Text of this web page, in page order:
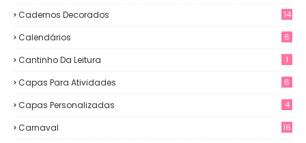
Cadernos Decorados 14
Calendários 6
Cantinho Da Leitura 1
Capas Para Atividades 6
Capas Personalizadas 4
Carnaval 16